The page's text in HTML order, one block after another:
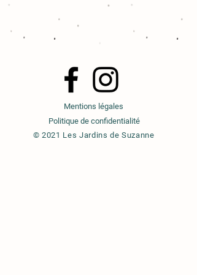
Mentions légales
Politique de confidentialité
© 2021 Les Jardins de Suzanne